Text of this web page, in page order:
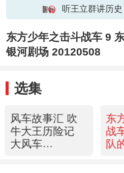
听王立群讲历
东方少年之击斗战车 9 东方豹车队的宣誓
银河剧场 20120508
选集
风车故事汇 吹
牛大王历险记
大风车
东
战车 9
队的